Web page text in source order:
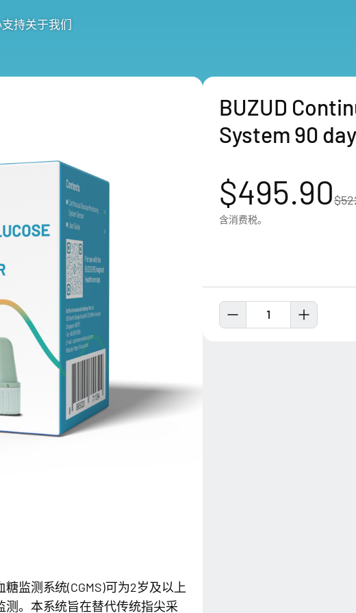
支持关于我们
监测系统(CGMS)可为2岁及以上
。本系统旨在替代传统指尖采
BUZUD
System 90
$495.90
含消费税。
1